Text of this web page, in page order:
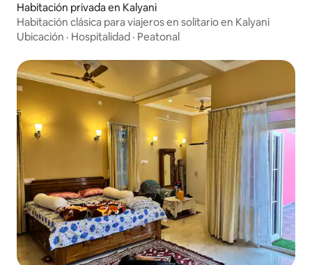
Habitación privada en Kalyani
Habitación clásica para viajeros en solitario en Kalyani
Ubicación · Hospitalidad · Peatonal